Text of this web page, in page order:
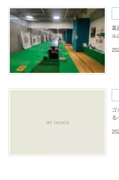
葛
ル
ゴ
る